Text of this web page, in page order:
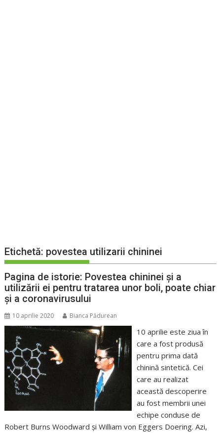
Etichetă: povestea utilizarii chininei
Pagina de istorie: Povestea chininei și a
utilizării ei pentru tratarea unor boli, poate chiar
și a coronavirusului
10 aprilie 2020 Bianca Pădurean
10 aprilie este ziua în
care a fost produsă
pentru prima dată
chinină sintetică. Cei
care au realizat
această descoperire
au fost membrii unei
echipe conduse de
Robert Burns Woodward și William von Eggers Doering. Azi,